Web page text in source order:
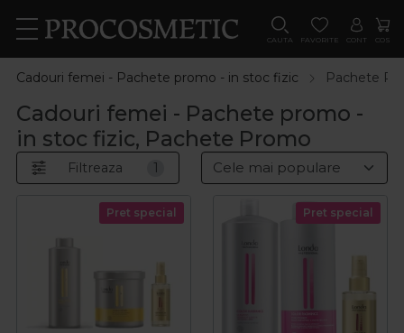
CAUTA FAVORITE CONT COS
Cadouri femei - Pachete promo - in stoc fizic Pachete
Cadouri femei - Pachete promo -
in stoc fizic, Pachete Promo
Filtreaza 1
Pret special Pret special